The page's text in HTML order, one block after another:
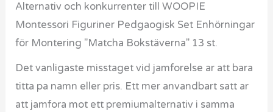
Alternativ och konkurrenter till WOOPIE
Montessori Figuriner Pedgaogisk Set Enhörningar
för Montering "Matcha Bokstäverna" 13 st.
Det vanligaste misstaget vid jamforelse ar att bara
titta pa namn eller pris. Ett mer anvandbart satt ar
att jamfora mot ett premiumalternativ i samma